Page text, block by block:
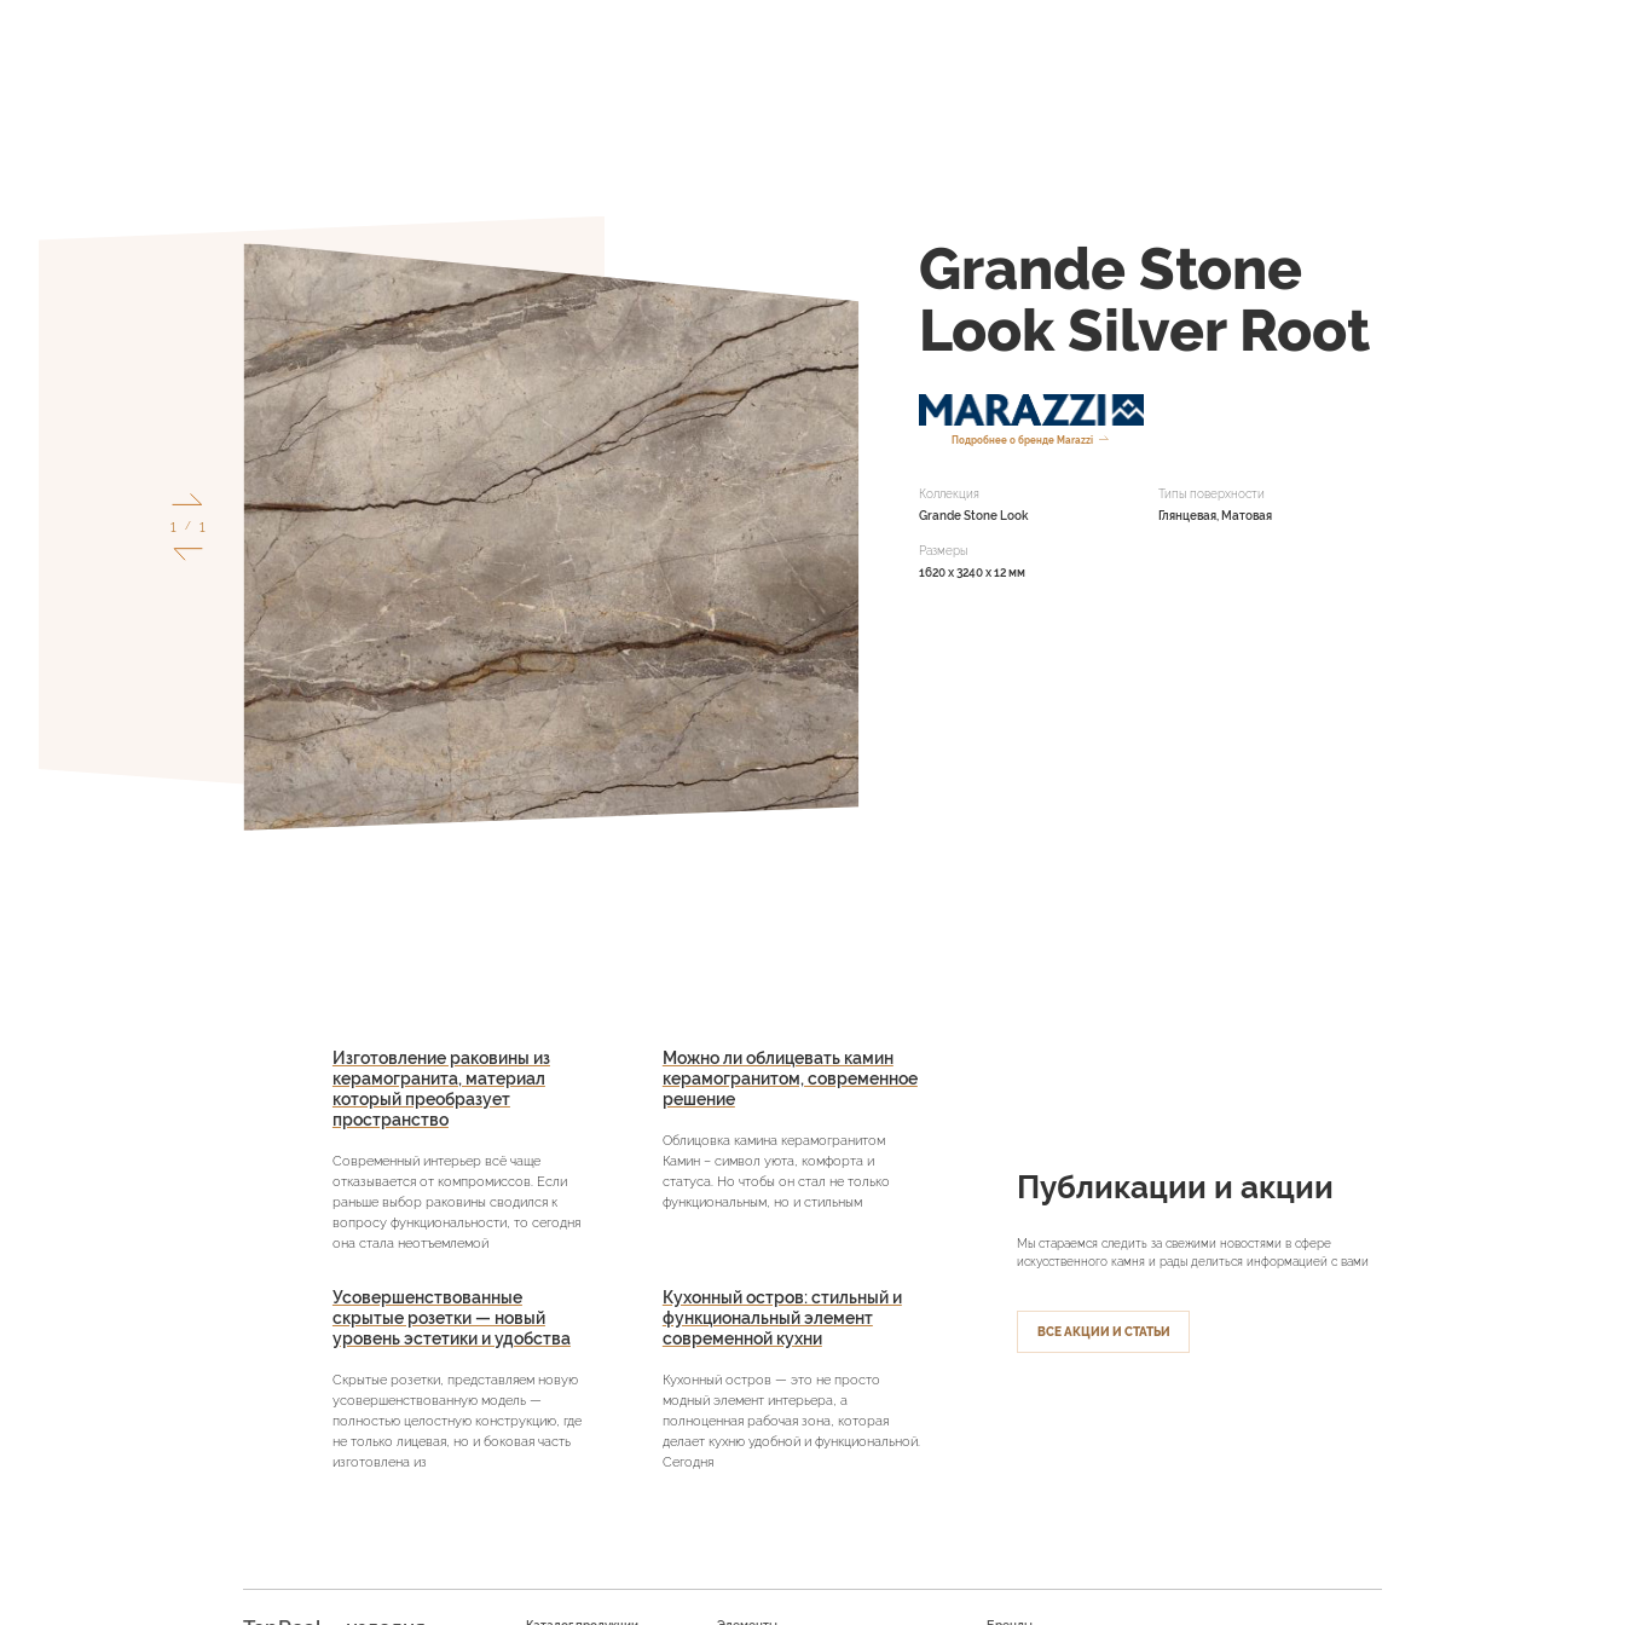
1 / 1
Grande Stone
Look Silver Root
Подробнее о бренде Marazzi
Коллекция
Grande Stone Look
Типы поверхности
Глянцевая, Матовая
Размеры
1620 x 3240 x 12 мм
Публикации и акции
Мы стараемся следить за свежими новостями в сфере
искусственного камня и рады делиться информацией с вами
ВСЕ АКЦИИ И СТАТЬИ
Изготовление раковины из
керамогранита, материал
который преобразует
пространство
Современный интерьер всё чаще
отказывается от компромиссов. Если
раньше выбор раковины сводился к
вопросу функциональности, то сегодня
она стала неотъемлемой
Можно ли облицевать камин
керамогранитом, современное
решение
Облицовка камина керамогранитом
Камин – символ уюта, комфорта и
статуса. Но чтобы он стал не только
функциональным, но и стильным
Усовершенствованные
скрытые розетки — новый
уровень эстетики и удобства
Скрытые розетки, представляем новую
усовершенствованную модель —
полностью целостную конструкцию, где
не только лицевая, но и боковая часть
изготовлена из
Кухонный остров: стильный и
функциональный элемент
современной кухни
Кухонный остров — это не просто
модный элемент интерьера, а
полноценная рабочая зона, которая
делает кухню удобной и функциональной.
Сегодня